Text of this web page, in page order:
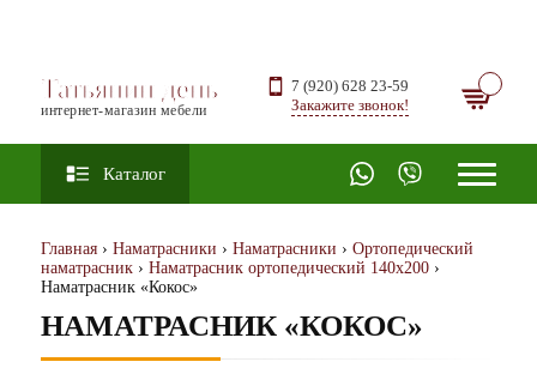
Татьянин день
интернет-магазин мебели
7 (920) 628 23-59
Закажите звонок!
Каталог
Главная › Наматрасники › Наматрасники › Ортопедический
наматрасник › Наматрасник ортопедический 140х200 ›
Наматрасник «Кокос»
НАМАТРАСНИК «КОКОС»